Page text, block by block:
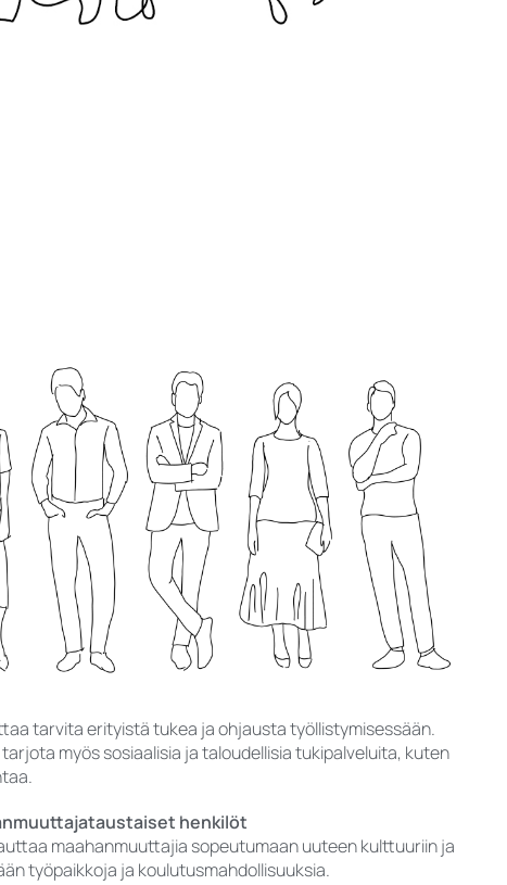
tarvita erityistä tukea ja ohjausta työllistymisessään.
myös sosiaalisia ja taloudellisia tukipalveluita, kuten
henkilöt
maahanmuuttajia sopeutumaan uuteen kulttuuriin ja
työpaikkoja ja koulutusmahdollisuuksia.